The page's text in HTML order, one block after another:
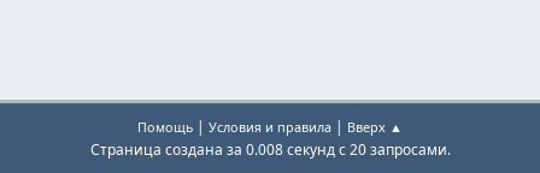
Помощь | Условия и правила | Вверх ▲
Страница создана за 0.008 секунд с 20 запросами.